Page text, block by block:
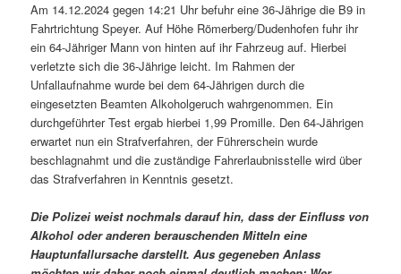
Am 14.12.2024 gegen 14:21 Uhr befuhr eine 36-Jährige die B9 in
Fahrtrichtung Speyer. Auf Höhe Römerberg/Dudenhofen fuhr ihr
ein 64-Jähriger Mann von hinten auf ihr Fahrzeug auf. Hierbei
verletzte sich die 36-Jährige leicht. Im Rahmen der
Unfallaufnahme wurde bei dem 64-Jährigen durch die
eingesetzten Beamten Alkoholgeruch wahrgenommen. Ein
durchgeführter Test ergab hierbei 1,99 Promille. Den 64-Jährigen
erwartet nun ein Strafverfahren, der Führerschein wurde
beschlagnahmt und die zuständige Fahrerlaubnisstelle wird über
das Strafverfahren in Kenntnis gesetzt.
Die Polizei weist nochmals darauf hin, dass der Einfluss von
Alkohol oder anderen berauschenden Mitteln eine
Hauptunfallursache darstellt. Aus gegeneben Anlass